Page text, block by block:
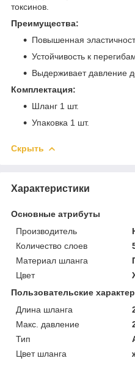
токсинов.
Преимущества:
Повышенная
Устойчивость к
Выдерживает давление
Комплектация:
Шланг 1 шт.
Упаковка 1 шт.
Скрыть
Характеристики
Основные атрибуты
Производитель
Количество слоев
Материал шланга
Цвет
Пользовательские
Длина шланга
Макс. давление
Тип
Цвет шланга